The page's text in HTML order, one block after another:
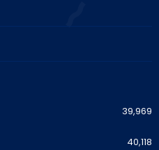
39,969
40,118